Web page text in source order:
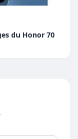
du Honor 70